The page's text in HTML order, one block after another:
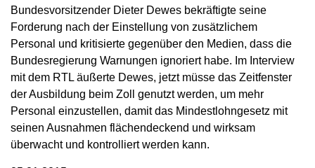
Bundesvorsitzender Dieter Dewes bekräftigte seine
Forderung nach der Einstellung von zusätzlichem
Personal und kritisierte gegenüber den Medien, dass die
Bundesregierung Warnungen ignoriert habe. Im Interview
mit dem RTL äußerte Dewes, jetzt müsse das Zeitfenster
der Ausbildung beim Zoll genutzt werden, um mehr
Personal einzustellen, damit das Mindestlohngesetz mit
seinen Ausnahmen flächendeckend und wirksam
überwacht und kontrolliert werden kann.